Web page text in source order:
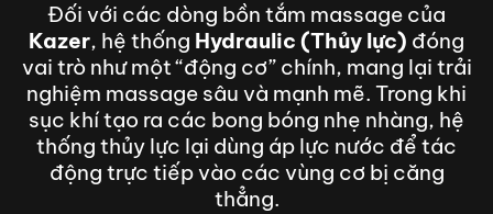
Đối với các dòng bồn tắm massage của
Kazer, hệ thống Hydraulic (Thủy lực) đóng
vai trò như một “động cơ” chính, mang lại trải
nghiệm massage sâu và mạnh mẽ. Trong khi
sục khí tạo ra các bong bóng nhẹ nhàng, hệ
thống thủy lực lại dùng áp lực nước để tác
động trực tiếp vào các vùng cơ bị căng
thẳng.